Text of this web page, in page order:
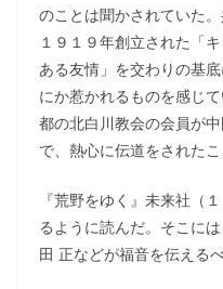
のことは聞かされていた
１９１９年創立された「
ある友情」を交わりの基
にか惹かれるものを感じ
都の北白川教会の会員が
で、熱心に伝道をされた
『荒野をゆく』未来社（
るように読んだ。そこに
田 正などが福音を伝える